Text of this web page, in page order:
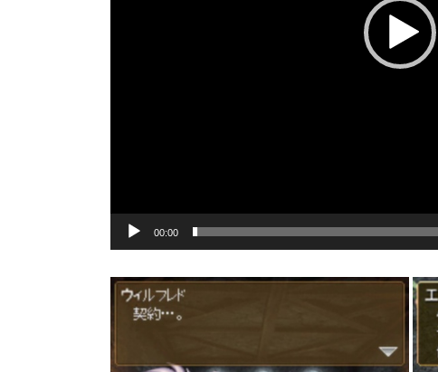
00:00